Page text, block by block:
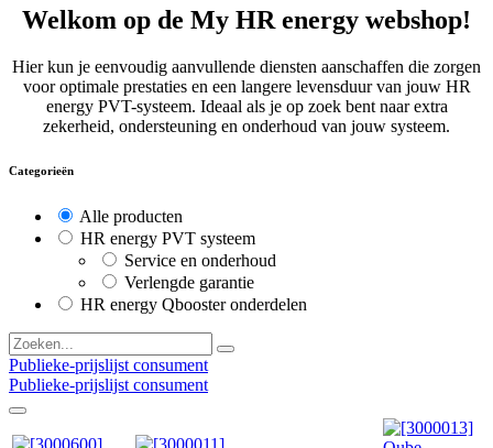
Welkom op de My HR energy webshop!
Hier kun je eenvoudig aanvullende diensten aanschaffen die zorgen
voor optimale prestaties en een langere levensduur van jouw HR
energy PVT-systeem. Ideaal als je op zoek bent naar extra
zekerheid, ondersteuning en onderhoud van jouw systeem.
Categorieën
Alle producten
HR energy PVT systeem
Service en onderhoud
Verlengde garantie
HR energy Qbooster onderdelen
Publieke-prijslijst consument
Publieke-prijslijst consument